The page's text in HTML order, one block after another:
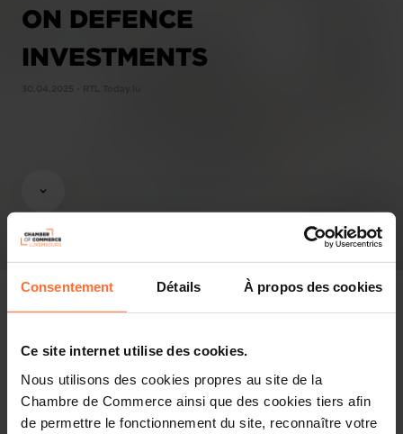
Consentement Détails À propos des cookies
Ce site internet utilise des cookies.
Nous utilisons des cookies propres au site de la
Chambre de Commerce ainsi que des cookies tiers afin
de permettre le fonctionnement du site, reconnaître votre
ON DEFENCE
INVESTMENTS
Pressespiegel
Diesen Artikel teilen